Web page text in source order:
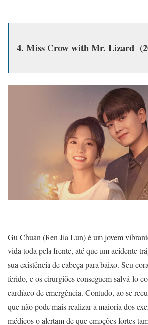
4. Miss Crow with Mr. Lizard
Gu Chuan (Ren Jia Lun) é um jovem
vida toda pela frente, até que um acidente
sua existência de cabeça para baixo. Seu
ferido, e os cirurgiões conseguem salvá-lo
cardíaco de emergência. Contudo, ao se
que não pode mais realizar a maioria dos
médicos o alertam de que emoções fortes